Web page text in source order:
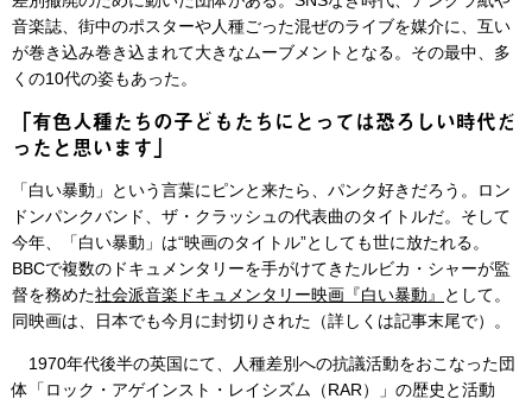
音楽誌、街中のポスターや人種ごった混ぜのライブを媒介に、互い
が巻き込み巻き込まれて大きなムーブメントとなる。その最中、多
くの10代の姿もあった。
「有色人種たちの子どもたちにとっては恐ろしい時代だ
ったと思います」
「白い暴動」という言葉にピンと来たら、パンク好きだろう。ロン
ドンパンクバンド、ザ・クラッシュの代表曲のタイトルだ。そして
今年、「白い暴動」は“映画のタイトル”としても世に放たれる。
BBCで複数のドキュメンタリーを手がけてきたルビカ・シャーが監
督を務めた社会派音楽ドキュメンタリー映画『白い暴動』
として。
同映画は、日本でも今月に封切りされた（詳しくは記事末尾で）。
1970年代後半の英国にて、人種差別への抗議活動をおこなった団
体「ロック・アゲインスト・レイシズム（RAR）」の歴史と活動